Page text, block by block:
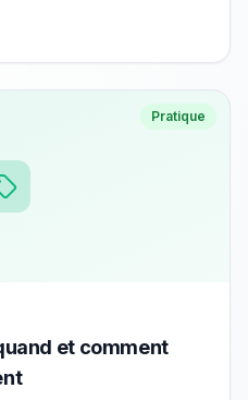
Pratique
et comment